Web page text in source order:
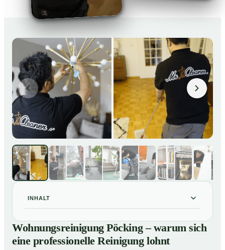
INHALT
01 Wohnungsreinigung Pöcking – warum sich eine
professionelle Reinigung lohnt
Wohnungsreinigung Pöcking – warum sich
eine professionelle Reinigung lohnt